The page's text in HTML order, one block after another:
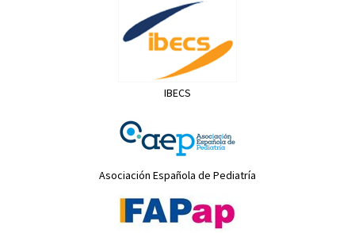
IBECS
Asociación Española de Pediatría